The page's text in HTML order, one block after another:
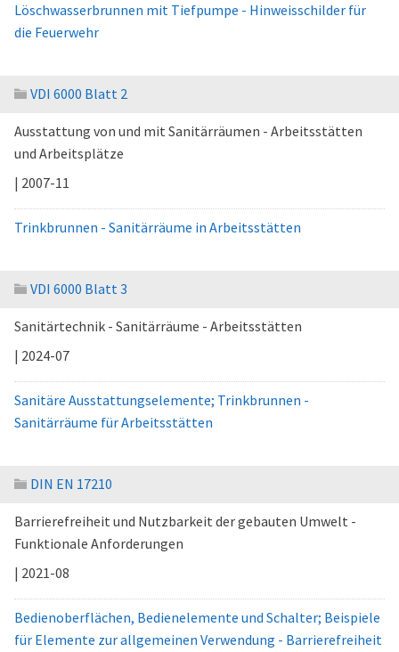
Löschwasserbrunnen mit Tiefpumpe - Hinweisschilder für
die Feuerwehr
VDI 6000 Blatt 2
Ausstattung von und mit Sanitärräumen - Arbeitsstätten
und Arbeitsplätze
| 2007-11
Trinkbrunnen - Sanitärräume in Arbeitsstätten
VDI 6000 Blatt 3
Sanitärtechnik - Sanitärräume - Arbeitsstätten
| 2024-07
Sanitäre Ausstattungselemente; Trinkbrunnen -
Sanitärräume für Arbeitsstätten
DIN EN 17210
Barrierefreiheit und Nutzbarkeit der gebauten Umwelt -
Funktionale Anforderungen
| 2021-08
Bedienoberflächen, Bedienelemente und Schalter; Beispiele
für Elemente zur allgemeinen Verwendung - Barrierefreiheit